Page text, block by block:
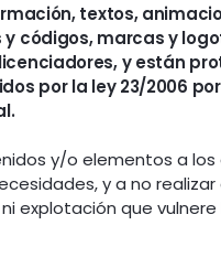
textos,
códigos, marcas y
y están
por la ley 23/2006
y/o elementos a
y a no
explotación que